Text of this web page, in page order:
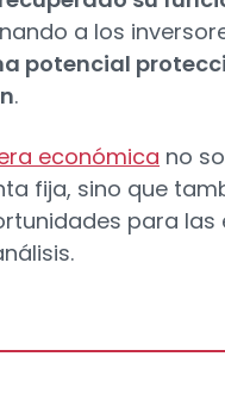
a los
potencial
.
económica no
fija, sino que
para las